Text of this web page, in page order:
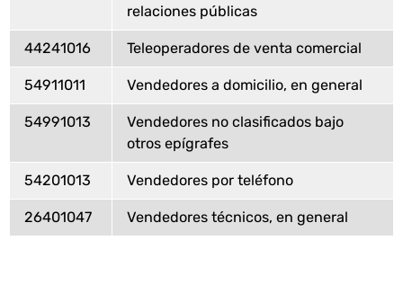
relaciones públicas
44241016 Teleoperadores de venta comercial
54911011 Vendedores a domicilio, en general
54991013
Vendedores no clasificados bajo
otros epígrafes
54201013 Vendedores por teléfono
26401047 Vendedores técnicos, en general